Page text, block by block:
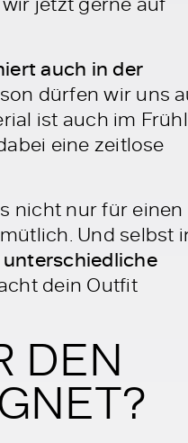
auch in der
dürfen wir uns
ist auch im
eine zeitlose
nicht nur für einen
Und selbst
dein Outfit
DEN